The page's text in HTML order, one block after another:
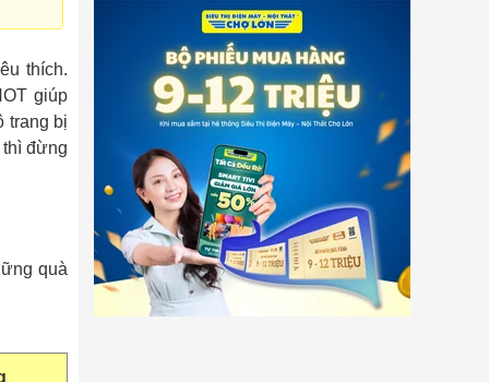
thích.
giúp
trang bị
đừng
quà